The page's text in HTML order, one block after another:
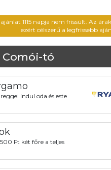
1115 napja nem frissült. Az
ezért célszerű a legfrissebb
Comói-tó
indul oda és este
Ft két főre a teljes